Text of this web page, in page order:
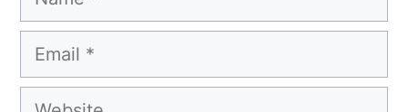
Email
Website